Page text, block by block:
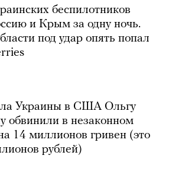
беспилотников
и Крым за одну ночь.
под удар опять попал
Украины в США Ольгу
обвинили в незаконном
14 миллионов гривен (это
рублей)